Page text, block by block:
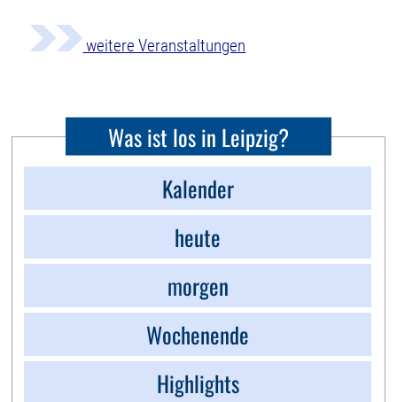
weitere Veranstaltungen
Was ist los in Leipzig?
Kalender
heute
morgen
Wochenende
Highlights